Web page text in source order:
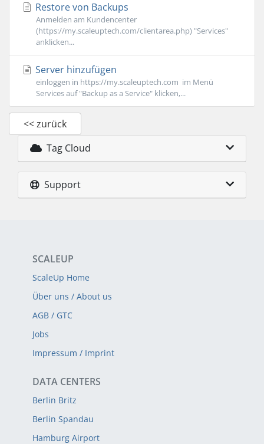
Restore von Backups
Anmelden am Kundencenter
(https://my.scaleuptech.com/clientarea.php) "Services"
anklicken...
Server hinzufügen
einloggen in https://my.scaleuptech.com im Menü
Services auf "Backup as a Service" klicken,...
<< zurück
Tag Cloud
Support
SCALEUP
ScaleUp Home
Über uns / About us
AGB / GTC
Jobs
Impressum / Imprint
DATA CENTERS
Berlin Britz
Berlin Spandau
Hamburg Airport